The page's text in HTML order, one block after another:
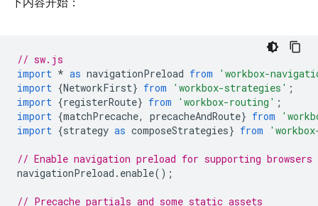
下内容开始：
// sw.js
import * as navigationPreload from
'workbox-
import {NetworkFirst} from 'workbox-strategies' ;
import {registerRoute} from 'workbox-routing' ;
import {matchPrecache, precacheAndRoute} from
import {strategy as composeStrategies} from
// Enable navigation preload for supporting browsers
navigationPreload . enable();
// Precache partials and some static assets